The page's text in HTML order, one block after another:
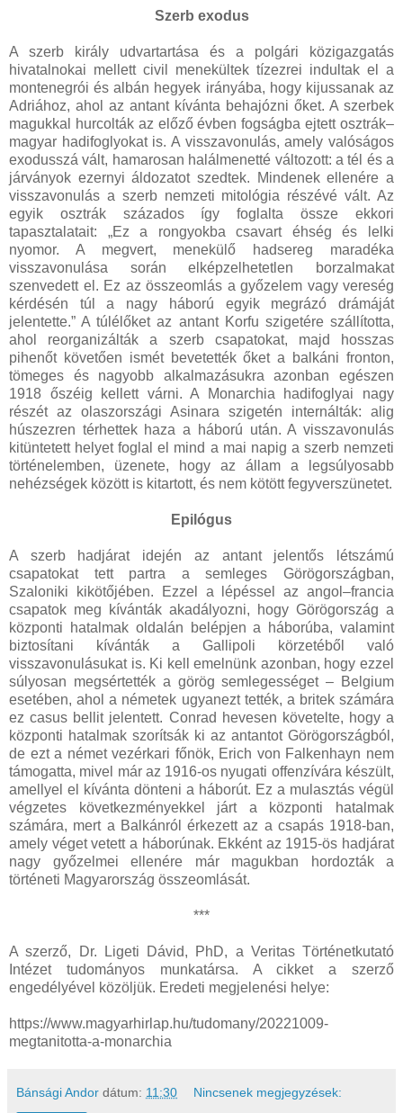
Szerb exodus
A szerb király udvartartása és a polgári közigazgatás
hivatalnokai mellett civil menekültek tízezrei indultak el a
montenegrói és albán hegyek irányába, hogy kijussanak az
Adriához, ahol az antant kívánta behajózni őket. A szerbek
magukkal hurcolták az előző évben fogságba ejtett osztrák–
magyar hadifoglyokat is. A visszavonulás, amely valóságos
exodusszá vált, hamarosan halálmenetté változott: a tél és a
járványok ezernyi áldozatot szedtek. Mindenek ellenére a
visszavonulás a szerb nemzeti mitológia részévé vált. Az
egyik osztrák százados így foglalta össze ekkori
tapasztalatait: „Ez a rongyokba csavart éhség és lelki
nyomor. A megvert, menekülő hadsereg maradéka
visszavonulása során elképzelhetetlen borzalmakat
szenvedett el. Ez az összeomlás a győzelem vagy vereség
kérdésén túl a nagy háború egyik megrázó drámáját
jelentette.” A túlélőket az antant Korfu szigetére szállította,
ahol reorganizálták a szerb csapatokat, majd hosszas
pihenőt követően ismét bevetették őket a balkáni fronton,
tömeges és nagyobb alkalmazásukra azonban egészen
1918 őszéig kellett várni. A Monarchia hadifoglyai nagy
részét az olaszországi Asinara szigetén internálták: alig
húszezren térhettek haza a háború után. A visszavonulás
kitüntetett helyet foglal el mind a mai napig a szerb nemzeti
történelemben, üzenete, hogy az állam a legsúlyosabb
nehézségek között is kitartott, és nem kötött fegyverszünetet.
Epilógus
A szerb hadjárat idején az antant jelentős létszámú
csapatokat tett partra a semleges Görögországban,
Szaloniki kikötőjében. Ezzel a lépéssel az angol–francia
csapatok meg kívánták akadályozni, hogy Görögország a
központi hatalmak oldalán belépjen a háborúba, valamint
biztosítani kívánták a Gallipoli körzetéből való
visszavonulásukat is. Ki kell emelnünk azonban, hogy ezzel
súlyosan megsértették a görög semlegességet – Belgium
esetében, ahol a németek ugyanezt tették, a britek számára
ez casus bellit jelentett. Conrad hevesen követelte, hogy a
központi hatalmak szorítsák ki az antantot Görögországból,
de ezt a német vezérkari főnök, Erich von Falkenhayn nem
támogatta, mivel már az 1916-os nyugati offenzívára készült,
amellyel el kívánta dönteni a háborút. Ez a mulasztás végül
végzetes következményekkel járt a központi hatalmak
számára, mert a Balkánról érkezett az a csapás 1918-ban,
amely véget vetett a háborúnak. Ekként az 1915-ös hadjárat
nagy győzelmei ellenére már magukban hordozták a
történeti Magyarország összeomlását.
***
A szerző, Dr. Ligeti Dávid, PhD, a Veritas Történetkutató
Intézet tudományos munkatársa. A cikket a szerző
engedélyével közöljük. Eredeti megjelenési helye:
https://www.magyarhirlap.hu/tudomany/20221009-
megtanitotta-a-monarchia
Bánsági Andor dátum: 11:30 Nincsenek megjegyzések: